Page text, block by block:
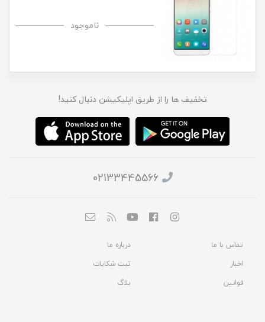
ناموجود
تخفیف ها را از طریق اپلیکیشن دنبال کنید!
02133445566
تماس با ما
درباره ما
اخبار
ثبت شکایات
قوانین
بلاگ